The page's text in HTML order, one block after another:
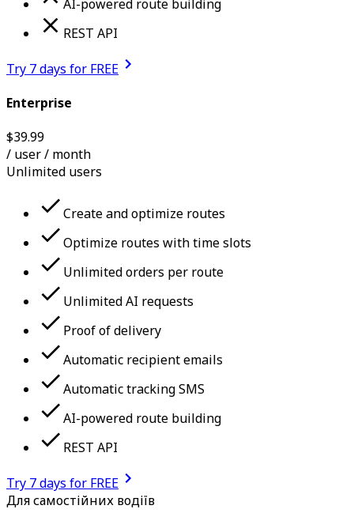
AI-powered route building
REST API
Try 7 days for FREE
Enterprise
$39.99
/ user/ month
Unlimited users
Create and optimize routes
Optimize routes with time slots
Unlimited orders per route
Unlimited AI requests
Proof of delivery
Automatic recipient emails
Automatic tracking SMS
AI-powered route building
REST API
Try 7 days for FREE
Для самостійних водіїв